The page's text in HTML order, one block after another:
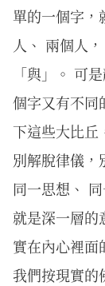
單的一個字，
人、 兩個人
「與」。 可
個字又有不同
下這些大比丘
別解脫律儀，
同一思想、
就是深一層的
實在內心裡面
我們按現實的